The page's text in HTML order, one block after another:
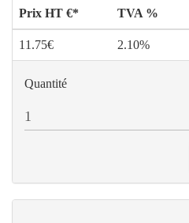
Prix HT €* TVA %
11.75€ 2.10%
Quantité